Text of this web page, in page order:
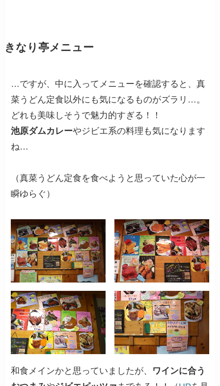
きなり亭メニュー
…ですが、中に入ってメニューを確認すると、真
菜うどん定食以外にも気になるものがズラリ…。
どれも美味しそうで魅力的すぎる！！
池原ダムカレーやジビエ系の料理も気になります
ね…
（真菜うどん定食を食べようと思っていた心が一
瞬ゆらぐ）
和食メインかと思っていましたが、 ワインに合う